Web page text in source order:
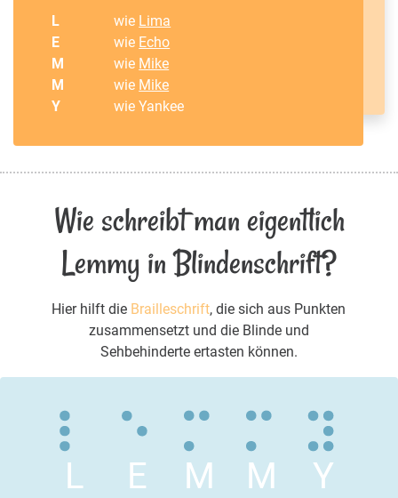
L wie Lima
E
wie Echo
M
wie Mike
M
wie Mike
Y
wie Yankee
Wie schreibt man eigentlich
Lemmy in Blindenschrift?
Hier hilft die Brailleschrift, die sich aus Punkten
zusammensetzt und die Blinde und
Sehbehinderte ertasten können.
L E M M Y